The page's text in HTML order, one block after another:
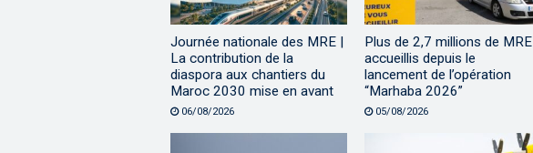
Journée nationale des MRE |
La contribution de la
diaspora aux chantiers du
Maroc 2030 mise en avant
06/08/2026
Plus de 2,7 millions de MRE
accueillis depuis le
lancement de l’opération
“Marhaba 2026”
05/08/2026